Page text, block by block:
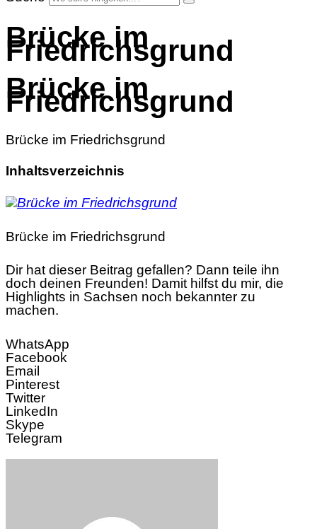
Brücke im
Friedrichsgrund
Brücke im
Friedrichsgrund
Brücke im Friedrichsgrund
Inhaltsverzeichnis
Brücke im Friedrichsgrund
Dir hat dieser Beitrag gefallen? Dann teile ihn
doch deinen Freunden! Damit hilfst du mir, die
Highlights in Sachsen noch bekannter zu
machen.
WhatsApp
Facebook
Email
Pinterest
Twitter
LinkedIn
Skype
Telegram